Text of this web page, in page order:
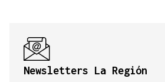
Newsletters La Región